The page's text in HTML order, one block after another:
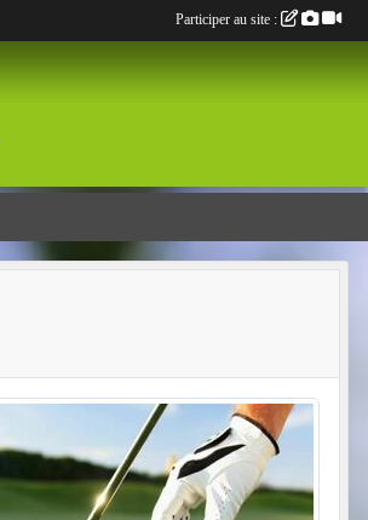
Participer au site :